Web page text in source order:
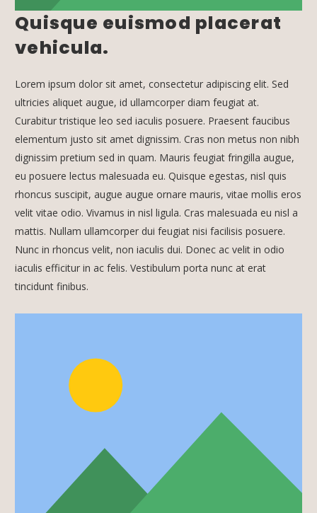
Quisque euismod placerat
vehicula.
Lorem ipsum dolor sit amet, consectetur adipiscing elit. Sed
ultricies aliquet augue, id ullamcorper diam feugiat at.
Curabitur tristique leo sed iaculis posuere. Praesent faucibus
elementum justo sit amet dignissim. Cras non metus non nibh
dignissim pretium sed in quam. Mauris feugiat fringilla augue,
eu posuere lectus malesuada eu. Quisque egestas, nisl quis
rhoncus suscipit, augue augue ornare mauris, vitae mollis eros
velit vitae odio. Vivamus in nisl ligula. Cras malesuada eu nisl a
mattis. Nullam ullamcorper dui feugiat nisi facilisis posuere.
Nunc in rhoncus velit, non iaculis dui. Donec ac velit in odio
iaculis efficitur in ac felis. Vestibulum porta nunc at erat
tincidunt finibus.